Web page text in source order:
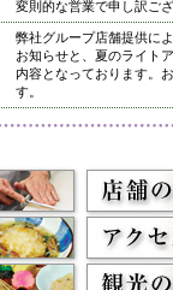
変則的な営業で申し訳ご
弊社グループ店舗提供に
お知らせと、夏のライト
内容となっております。
す。
高台寺・圓徳院 春のラ
京料理いそべ担当・世界
終了に伴い削除させてい
うございました。
高台寺・圓徳院・春の夜
お越しの際のお食事に、